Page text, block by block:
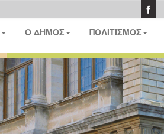
Ο ΔΗΜΟΣ ΠΟΛΙΤΙΣΜΟΣ